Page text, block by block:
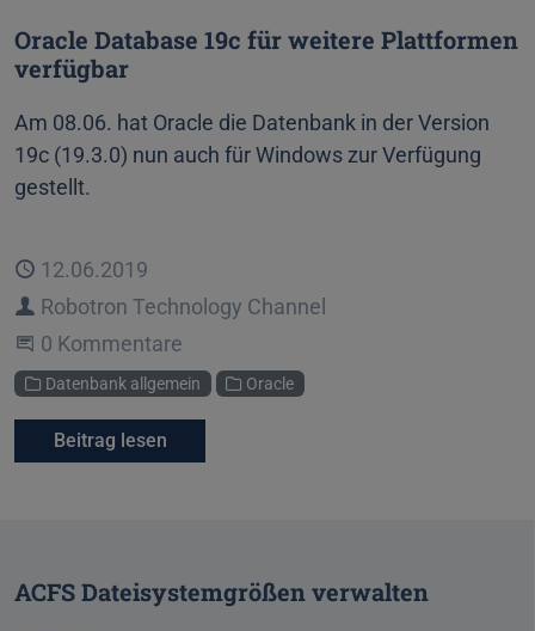
Oracle Database 19c für weitere Plattformen
verfügbar
Am 08.06. hat Oracle die Datenbank in der Version
19c (19.3.0) nun auch für Windows zur Verfügung
gestellt.
Veröffentlicht
12.06.2019
Autor
Robotron Technology Channel
Beginne eine Unterhaltung
0 Kommentare
Kategorien
Datenbank allgemein Oracle
Beitrag lesen
ACFS Dateisystemgrößen verwalten